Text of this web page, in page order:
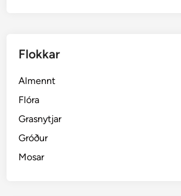
Flokkar
Almennt
Flóra
Grasnytjar
Gróður
Mosar